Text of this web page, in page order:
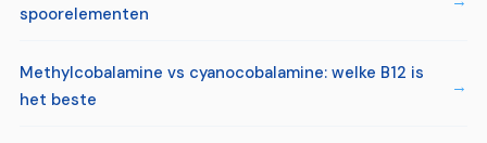
spoorelementen
Methylcobalamine vs cyanocobalamine: welke B12 is
het beste